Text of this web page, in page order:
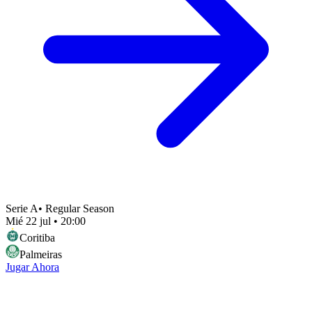
Serie A• Regular Season
Mié 22 jul • 20:00
Coritiba
Palmeiras
Jugar Ahora